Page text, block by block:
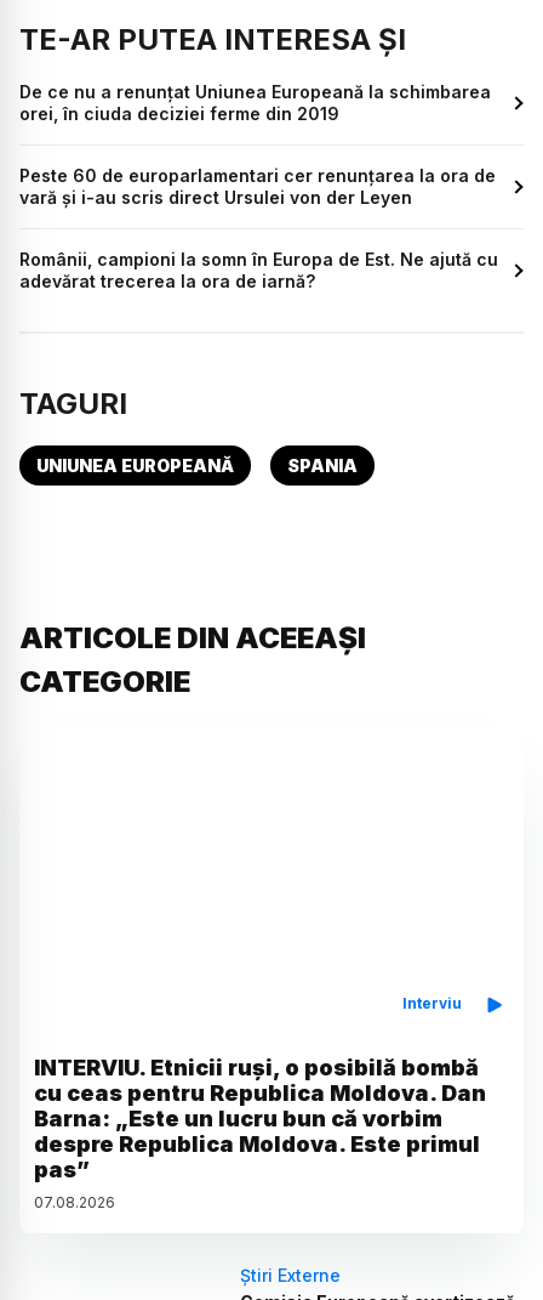
TE-AR PUTEA INTERESA ȘI
De ce nu a renunțat Uniunea Europeană la schimbarea
orei, în ciuda deciziei ferme din 2019
Peste 60 de europarlamentari cer renunțarea la ora de
vară și i-au scris direct Ursulei von der Leyen
Românii, campioni la somn în Europa de Est. Ne ajută cu
adevărat trecerea la ora de iarnă?
TAGURI
UNIUNEA EUROPEANĂ SPANIA
ARTICOLE DIN ACEEAȘI
CATEGORIE
Interviu
INTERVIU. Etnicii ruși, o posibilă bombă
cu ceas pentru Republica Moldova. Dan
Barna: „Este un lucru bun că vorbim
despre Republica Moldova. Este primul
pas”
07.08.2026
Știri Externe